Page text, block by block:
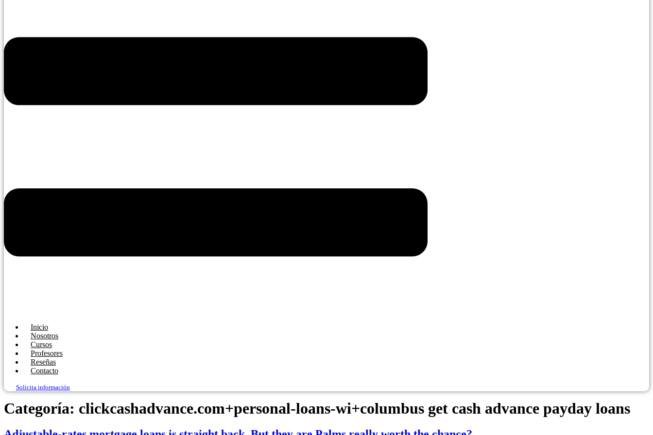
Inicio
Nosotros
Cursos
Profesores
Reseñas
Contacto
Solicita información
Categoría: clickcashadvance.com+personal-loans-wi+columbus get cash advance payday loans